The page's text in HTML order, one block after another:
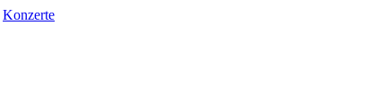
Konzerte